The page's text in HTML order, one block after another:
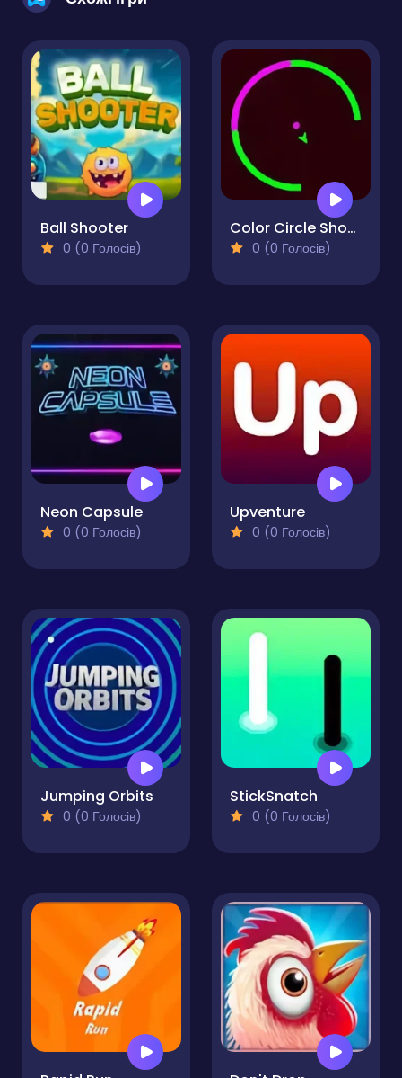
Ball Shooter
0 (0 Голосів)
Color Circle Shooter
0 (0 Голосів)
Neon Capsule
0 (0 Голосів)
Upventure
0 (0 Голосів)
Jumping Orbits
0 (0 Голосів)
StickSnatch
0 (0 Голосів)